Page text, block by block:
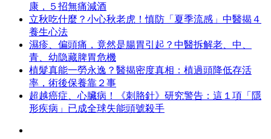
康，５招無痛減酒
立秋吃什麼？小心秋老虎！慎防「夏季流感」中醫揭４
養生心法
濕疹、偏頭痛，竟然是腸胃引起？中醫拆解老、中、
青、幼隐藏脾胃危機
植髮真能一勞永逸？醫揭密度真相：植過頭降低存活
率，術後保養靠２事
超越癌症、心臟病！《刺胳針》研究警告：這１項「隱
形疾病」已成全球失能頭號殺手